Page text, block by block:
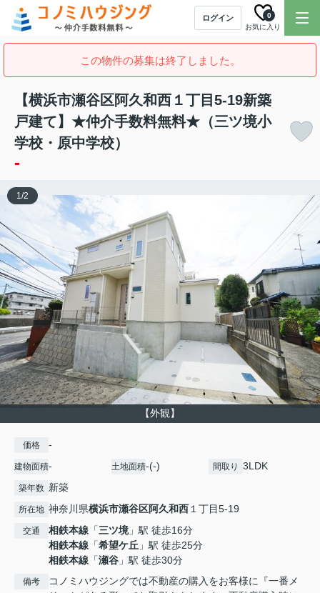
ログイン
お気に入り
0
この物件の募集は終了しました。
【横浜市瀬谷区阿久和西１丁目5-19新築
戸建て】★仲介手数料無料★（三ツ境小
学校・原中学校）
-
【外観】
1/2
価格 -
建物面積- 土地面積-(-) 間取り 3LDK
築年数 新築
所在地 神奈川県横浜市瀬谷区阿久和西１丁目5-19
交通 相鉄本線 「三ツ境」駅 徒歩16分
相鉄本線 「希望ケ丘 」駅 徒歩25分
相鉄本線 「瀬谷 」駅 徒歩30分
備考
コノミハウジングでは不動産の購入をお客様に『一番メ